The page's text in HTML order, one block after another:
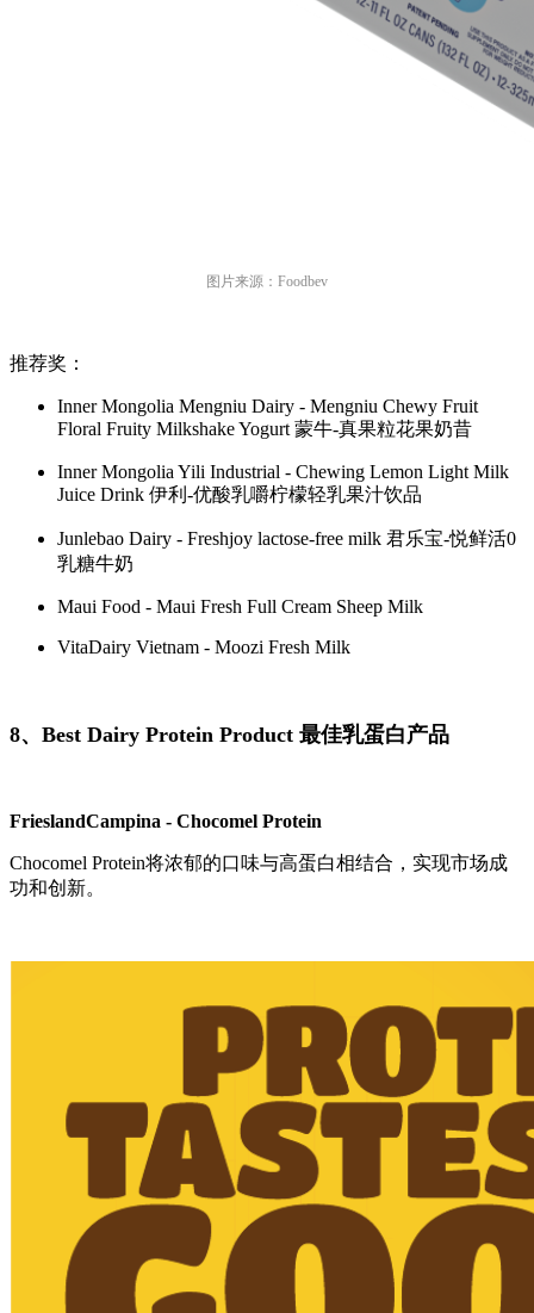
图片来源：Foodbev
推荐奖：
Inner Mongolia Mengniu Dairy - Mengniu Chewy Fruit
Floral Fruity Milkshake Yogurt 蒙牛-真果粒花果奶昔
Inner Mongolia Yili Industrial - Chewing Lemon Light Milk
Juice Drink 伊利-优酸乳嚼柠檬轻乳果汁饮品
Junlebao Dairy - Freshjoy lactose-free milk 君乐宝-悦鲜活0
乳糖牛奶
Maui Food - Maui Fresh Full Cream Sheep Milk
VitaDairy Vietnam - Moozi Fresh Milk
8、Best Dairy Protein Product 最佳乳蛋白产品
FrieslandCampina - Chocomel Protein
Chocomel Protein将浓郁的口味与高蛋白相结合，实现市场成
功和创新。